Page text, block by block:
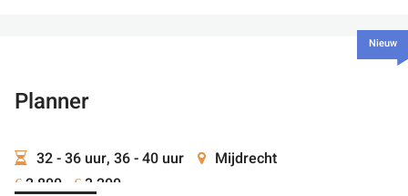
Planner
32 - 36 uur, 36 - 40 uur Mijdrecht
€ 2.800 - € 3.200
Nieuw